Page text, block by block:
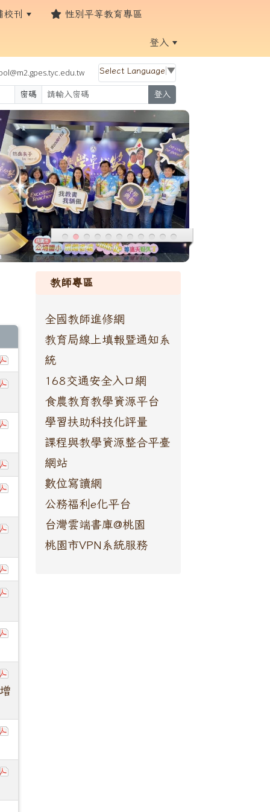
刊 性別平等教育專區
登入
Select Language ▼
密碼 登入
教師專區
全國教師進修網
教育局線上填報暨通知系
統
168交通安全入口網
食農教育教學資源平台
學習扶助科技化評量
課程與教學資源整合平臺
網站
數位寫讀網
公務福利e化平台
台灣雲端書庫@桃園
桃園市VPN系統服務